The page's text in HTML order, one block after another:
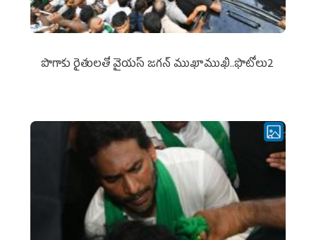
పొగాకు రైతుల‌తో వైయ‌స్ జ‌గ‌న్ ముఖాముఖి..ఫొటోలు2